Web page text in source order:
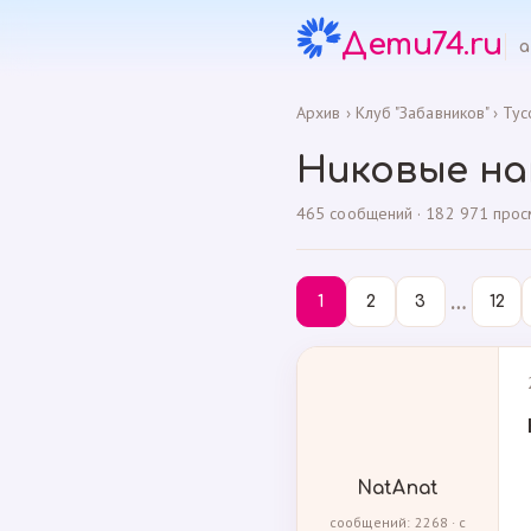
Дети74.ru
Архив › Клуб "Забавников"›
Никовые
465 сообщений · 182 971
1 2 3 … 12
NatAnat
сообщений: 2268 · с